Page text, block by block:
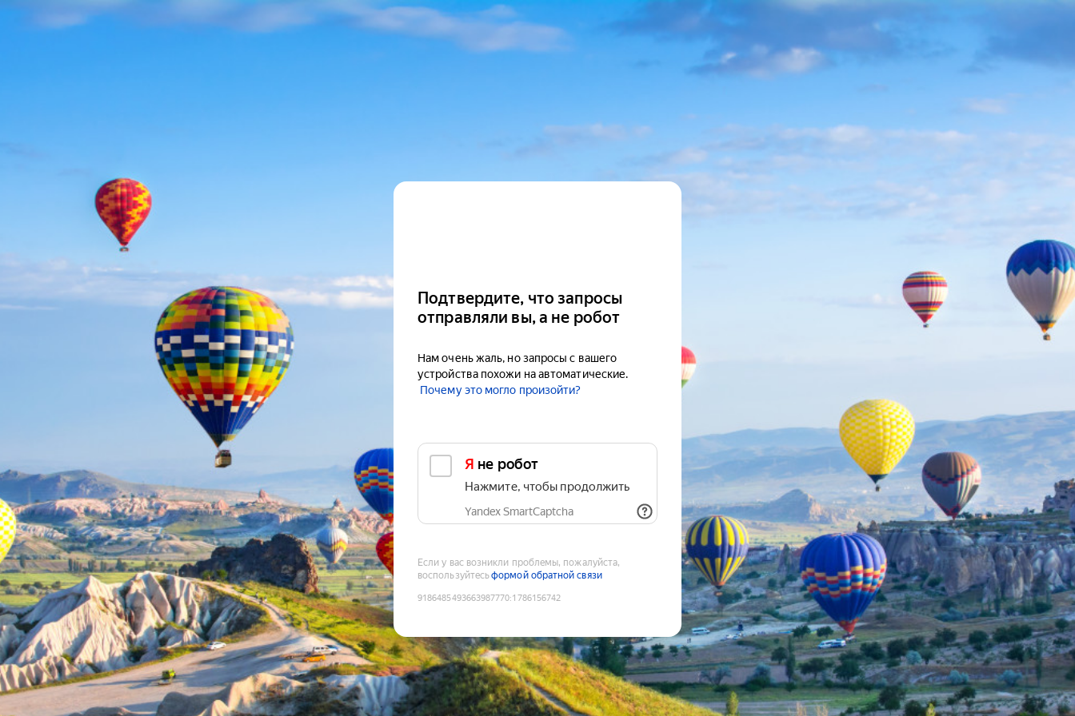
Подтвердите, что запросы
отправляли вы, а не робот
Нам очень жаль, но запросы с вашего
устройства похожи на автоматические.
Почему это могло произойти?
Я не робот
Нажмите, чтобы продолжить
Yandex SmartCaptcha
Если у вас возникли проблемы, пожалуйста,
воспользуйтесьформой обратной связи
9186485493663987770:1786156742